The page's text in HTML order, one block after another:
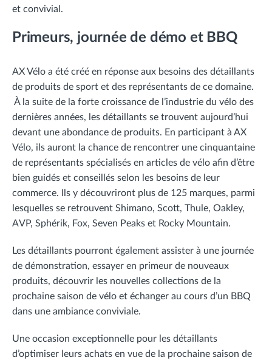
et convivial.
Primeurs, journée de démo et BBQ
AX Vélo a été créé en réponse aux besoins des détaillants
de produits de sport et des représentants de ce domaine.
À la suite de la forte croissance de l’industrie du vélo des
dernières années, les détaillants se trouvent aujourd’hui
devant une abondance de produits. En participant à AX
Vélo, ils auront la chance de rencontrer une cinquantaine
de représentants spécialisés en articles de vélo afin d’être
bien guidés et conseillés selon les besoins de leur
commerce. Ils y découvriront plus de 125 marques, parmi
lesquelles se retrouvent Shimano, Scott, Thule, Oakley,
AVP, Sphérik, Fox, Seven Peaks et Rocky Mountain.
Les détaillants pourront également assister à une journée
de démonstration, essayer en primeur de nouveaux
produits, découvrir les nouvelles collections de la
prochaine saison de vélo et échanger au cours d’un BBQ
dans une ambiance conviviale.
Une occasion exceptionnelle pour les détaillants
d’optimiser leurs achats en vue de la prochaine saison de